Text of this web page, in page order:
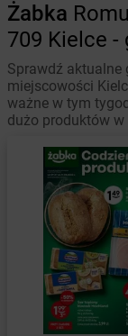
Żabka
709 Kielce
Sprawdź aktualne
miejscowości
ważne w tym
dużo produktów